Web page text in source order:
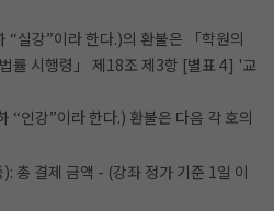
실강”이라 한다.)의 환불은 「학원의
률 시행령」 제18조 제3항 [별표 4] '교
인강”이라 한다.) 환불은 다음 각 호의
총 결제 금액 - (강좌 정가 기준 1일 이